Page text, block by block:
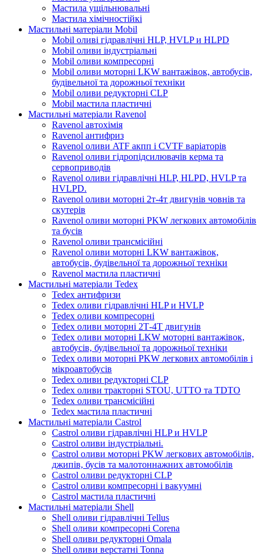
Мастила ущільнювальні
Мастила хімічностійкі
Мастильні матеріали Mobil
Mobil оливі гідравлічні HLP, HVLP и HLPD
Mobil оливи індустріальні
Mobil оливи компресорні
Mobil оливи моторні LKW вантажівок, автобусів,
будівельної та дорожньої техніки
Mobil оливи редукторні CLP
Mobil мастила пластичні
Мастильні матеріали Ravenol
Ravenol автохімія
Ravenol антифриз
Ravenol оливи ATF акпп і CVTF варіаторів
Ravenol оливи гідропідсилювачів керма та
сервоприводів
Ravenol оливи гідравлічні HLP, HLPD, HVLP та
HVLPD.
Ravenol оливи моторні 2т-4т двигунів човнів та
скутерів
Ravenol оливи моторні PKW легкових автомобілів
та бусів
Ravenol оливи трансмісійні
Ravenol оливи моторні LKW вантажівок,
автобусів, будівельної та дорожньої техніки
Ravenol мастила пластичні
Мастильні матеріали Tedex
Tedex антифризи
Tedex оливи гідравлічні HLP и HVLP
Tedex оливи компресорні
Tedex оливи моторні 2Т-4Т двигунів
Tedex оливи моторні LKW моторні вантажівок,
автобусів, будівельної та дорожньої техніки
Tedex оливи моторні PKW легкових автомобілів і
мікроавтобусів
Tedex оливи редукторні CLP
Tedex оливи тракторні STOU, UTTO та TDTO
Tedex оливи трансмісійні
Tedex мастила пластичні
Мастильні матеріали Castrol
Castrol оливи гідравлічні HLP и HVLP
Castrol оливи індустріальні.
Castrol оливи моторні PKW легкових автомобілів,
джипів, бусів та малотоннажних автомобілів
Castrol оливи редукторні CLP
Castrol оливи компресорні і вакуумні
Castrol мастила пластичні
Мастильні матеріали Shell
Shell оливи гідравлічні Tellus
Shell оливи компресорні Corena
Shell оливи редукторні Omala
Shell оливи верстатні Tonna